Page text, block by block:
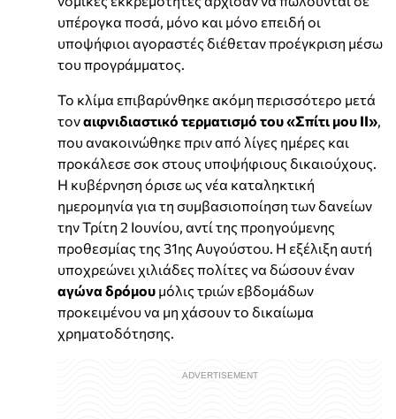
υπέρογκα ποσά, μόνο και μόνο επειδή οι
υποψήφιοι αγοραστές διέθεταν προέγκριση μέσω
του προγράμματος.
Το κλίμα επιβαρύνθηκε ακόμη περισσότερο μετά
τοναιφνιδιαστικό τερματισμό του «Σπίτι μου ΙΙ»,
που ανακοινώθηκε πριν από λίγες ημέρες και
προκάλεσε σοκ στους υποψήφιους δικαιούχους.
Η κυβέρνηση όρισε ως νέα καταληκτική
ημερομηνία για τη συμβασιοποίηση των δανείων
την Τρίτη 2 Ιουνίου, αντί της προηγούμενης
προθεσμίας της 31ης Αυγούστου. Η εξέλιξη αυτή
υποχρεώνει χιλιάδες πολίτες να δώσουν έναν
αγώνα δρόμου μόλις τριών εβδομάδων
προκειμένου να μη χάσουν το δικαίωμα
χρηματοδότησης.